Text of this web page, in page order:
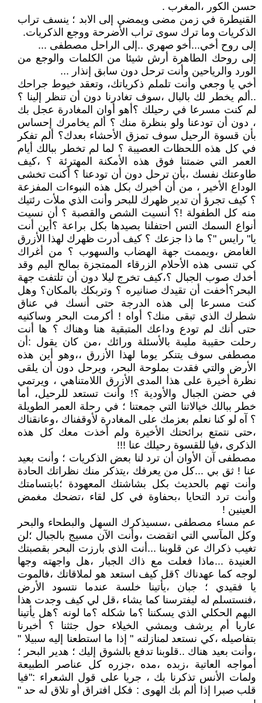
حسن الكور ،المغرب .
القنيطرة في زمن مضى ويمضي إلى الابد ؛ ينسف تراب
الذكريات وما ترك سوى تراب الأضرحة ووجع الذكريات.
إلى روح أخي...أخو صهري ..إلى الراحل مصطفى ...
إلى روحك الطاهرة أرش شيئا من الكلمات والوجع من
الورد والرياحين وأنت ترحل دون سابق إنذار ...
أخي يا وجعي وأنت تلملم ذكرياتك، وتعقد خيوط جراحك
..ألم يخطر لك بالبال ،سوف تغادرنا دون أن تنظر إلينا ؟
لم كنت مسرعا في رحيلك ؟أهو أوان المغادرة عجل بك
، دون أن تودعنا ولو بنظرة منك ؟ ألم يخامرك إحساس
بأن قسوة الرحيل سوف تمزق الأحشاء بعدك؟ ألم تفكر
في كل هذه اللحظات العصيبة ؟ لما لم تخطر ببالك أيام
العمر التي ضمتنا فوق هذه الأمكنة المهترئة ؟ ،كيف
طاوعتك نفسك ،بأن ترحل دون أن تودعنا ؟ أكنت تخشى
الوداع الأخير ، من أن أخبرك بكل هذه النبوءات المفزعة
؟ كيف تجرؤ أن تدير ظهرك للبحر وأنت الذي ملأت رئتيك
منه كل الطفولة !؟ أنسيت الشص والقصبة ؟ أن نسيت
أنواع السمك التس احتفلنا بصيدها بكل براعة ؟أين أنت
يا" رايس "؟ ما ذا جزعك ؟ كيف أدرت ظهرك لهذا الأزرق
الغامض ،ويممت جهة الهضاب والسهوب ؟ من أغراك
كي تنسى هذه الأحلام الزرقاء الممتجزة بمالح اليم وقد
أخدك صوب الجبال ؟،كيف تخرج ليلا دون أن تلتفت جهة
البحر؟أخفت أن تقيدك صنانيره ؟ وتربكك بالمكان؟ وهل
كنت مسرعا إلى هذه الدرجة حتى أنسك في عناق
شطرك الذي تبقى منك؟ أواه ! أكرمت البحر وساكنيه
حتى أنك لم تودع وداعك المتبقية هنا وهناك ؟ ها أنت
رحلت حقيبة مليىة بالأسئلة ورائك ،من كان يقول :أن
مصطفى سوف يتنكر يوما لهذا الأزرق ،،وهو أين هذه
الأرض والتي فقدت بملوحة البحر، ويرحل دون أن يلقى
نظرة أخيرة على هذا المدى الأزرق اللامتناهي ، ويرتمي
في حضن الجبال والأودية ؟! وأنت تستعد للرحيل، أما
خطر ببالك خيالاتنا التي جمعتنا ؛ في رحلة العمر الطويلة
؟ آه لو كنا نعلم بعزمك على المغادرة لأوقفناك ،وعانقناك
،حتى نتمتع برائحتك الأخيرة ولم أخذت معك كل هذه
الذكرى ،فيا للقسوة رحيلك عنا !!!
مصطفى آن الأوان أن ترد لنا بعض الذكريات ؛ وأنت بعيد
عنا ! ثق بي ...كل من يعرفك ،يتذكر منك نظراتك الحادة
وأنت تهم بالحديث بكل بشاشتك المعهودة ؛بابتسامتك
وأنت ترد التحايا ،بحفاوة في كل لقاء ،تضحك مغمض
العينين !
عم مساء مصطفى ،سسيذكرك السهل والبطحاء والبحر
وكل المآسي التي اتقضت ،وأنت الآن مسيج بالجبال ؛لن
تغيب ذكراك عن قلوبنا ...أنت الذي بارزت البحر بقصبتك
العنيدة ...ماذا فعلت مع ذاك الجبار ،هل واجهته وجها
لوجه كما عهدناك ؟قل كيف استعد هو لملاقاتك ،فالموت
يا فقيدي ؛ جبان ،يأتينا خلسة عندما نتسود الأرض
،فنستسلم له ليفترسنا كما يشاء ،قل لي كيف وجدت هذا
البهم الحكلي الذي يسكننا ؟ما شكله ؟ما لونه ؟هل يأتينا
عاريا أم يرشف ويمشي الخيلاء حول جثثنا ؟ أخبرنا
بتفاصيله ،كي نستعد لمنازلته " إذا ما استطعنا إليه سبيلا "
،وأنت بعيد هناك ..قلوبنا تدفع بالشوق إليك ؛ هدير البحر ؛
أمواجه العاتية ،زبده ،مده ،جزره كل عناصر الطبيعة
ولمات الأنس تذكرنا بك ، جريا على قول الشعراء :"فيا
قلب صبرا إذا ألم بك الهوى : فكل افتراق أو تلاق له حد "